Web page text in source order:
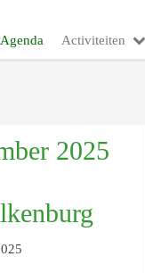
Agenda Activiteiten
2025